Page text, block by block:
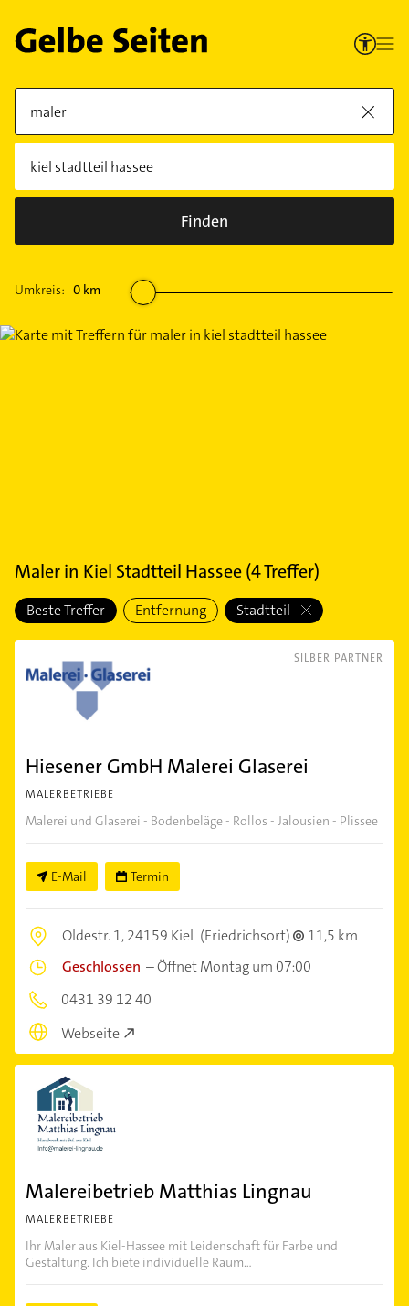
Finden
Umkreis: 0 km
Malerin Kiel Stadtteil Hassee(4Treffer)
Beste Treffer Entfernung Stadtteil
SILBER PARTNER
Hiesener GmbH Malerei Glaserei
MALERBETRIEBE
Malerei und Glaserei - Bodenbeläge - Rollos - Jalousien - Plissee
E-Mail Termin
Oldestr. 1,24159 Kiel (Friedrichsort)
11,5 km
Geschlossen –Öffnet Montag um 07:00
0431 39 12 40
Webseite
Malereibetrieb Matthias Lingnau
MALERBETRIEBE
Ihr Maler aus Kiel-Hassee mit Leidenschaft für Farbe und
Gestaltung. Ich biete individuelle Raum...